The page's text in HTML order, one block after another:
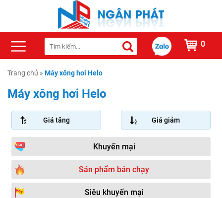
0
Trang chủ » Máy xông hơi Helo
Máy xông hơi Helo
Giá tăng Giá giảm
Khuyến mại
Sản phẩm bán chạy
Siêu khuyến mại